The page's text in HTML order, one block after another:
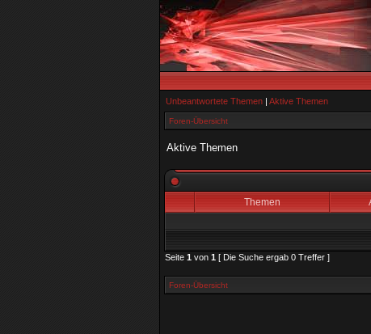
Unbeantwortete Themen | Aktive Themen
Foren-Übersicht
Aktive Themen
Themen
Seite 1 von 1 [ Die Suche ergab 0 Treffer ]
Foren-Übersicht